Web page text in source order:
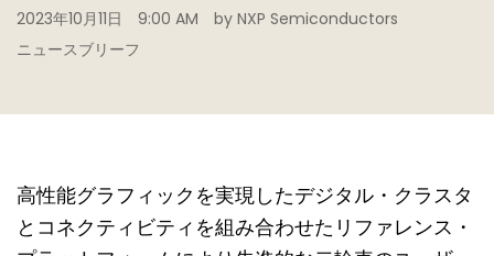
2023年10月11日 9:00 AM
by NXP Semiconductors
ニュースブリーフ
高性能グラフィックを実現したデジタル・クラスタ
とコネクティビティを組み合わせたリファレンス・